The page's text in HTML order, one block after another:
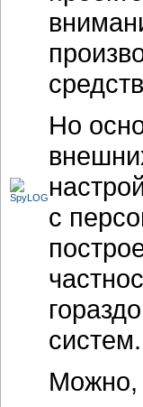
Но
с
систем.
Можно,